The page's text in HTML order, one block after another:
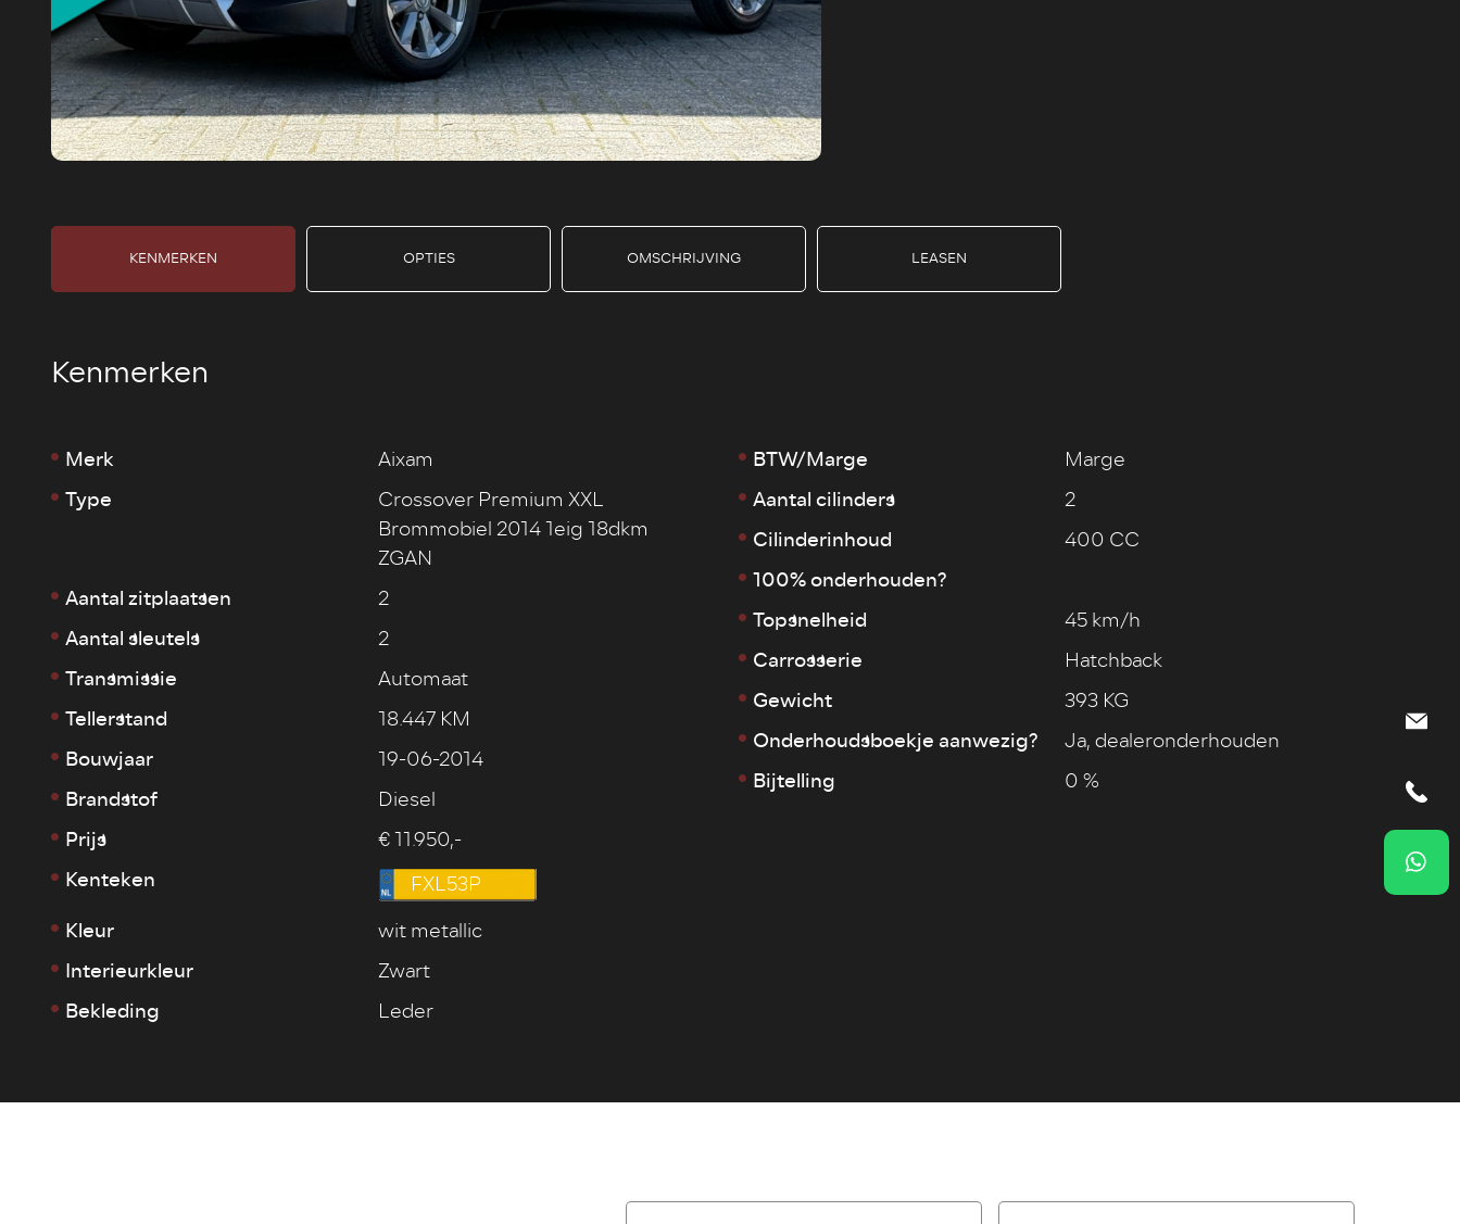
KENMERKEN OPTIES OMSCHRIJVING LEASEN
Kenmerken
Merk Aixam
Type
Crossover Premium XXL
Brommobiel 2014 1eig 18dkm
ZGAN
Aantal zitplaatsen 2
Aantal sleutels 2
Transmissie Automaat
Tellerstand 18.447 KM
Bouwjaar 19-06-2014
Brandstof Diesel
Prijs € 11.950,-
Kenteken FXL53P
Kleur wit metallic
Interieurkleur Zwart
Bekleding Leder
BTW/Marge Marge
Aantal cilinders 2
Cilinderinhoud 400 CC
100% onderhouden?
Topsnelheid
45 km/h
Carrosserie Hatchback
Gewicht 393 KG
Onderhoudsboekje aanwezig? Ja, dealeronderhouden
Bijtelling 0 %